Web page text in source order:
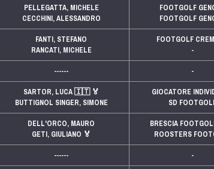
PELLEGATTA, MICHELE
CECCHINI, ALESSANDRO
FOOTGOLF
FOOTGOLF
FANTI, STEFANO
RANCATI, MICHELE
FOOTGOLF
-
------
-
SARTOR, LUCA🇮🇹 🏅
BUTTIGNOL SINGER, SIMONE
GIOCATORE
SD
DELL'ORCO, MAURO
GETI, GIULIANO 🏅
BRESCIA
ROOSTERS
------
-